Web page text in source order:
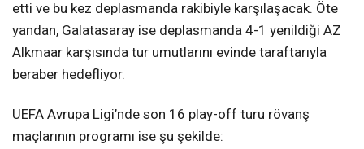
etti ve bu kez deplasmanda rakibiyle karşılaşacak. Öte
yandan, Galatasaray ise deplasmanda 4-1 yenildiği AZ
Alkmaar karşısında tur umutlarını evinde taraftarıyla
beraber hedefliyor.
UEFA Avrupa Ligi’nde son 16 play-off turu rövanş
maçlarının programı ise şu şekilde: